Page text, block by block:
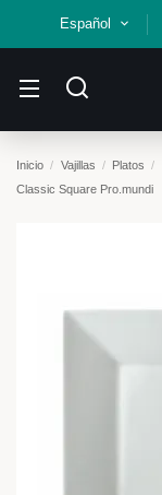
Español
Inicio Vajillas Platos
Classic Square Pro.mundi